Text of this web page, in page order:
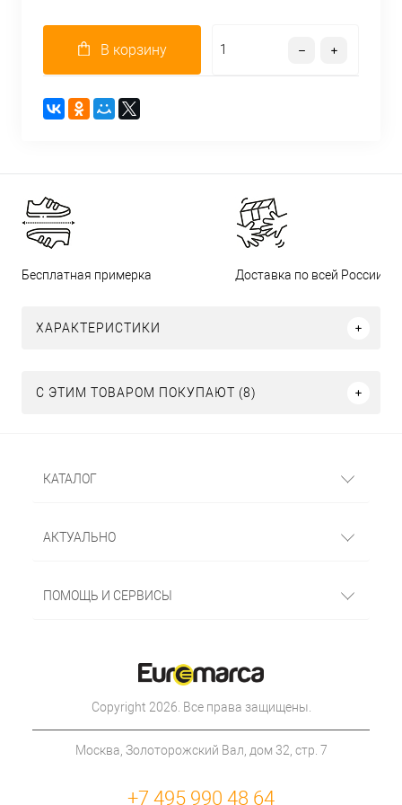
В корзину
Бесплатная примерка Доставка по всей России
ХАРАКТЕРИСТИКИ
С ЭТИМ ТОВАРОМ ПОКУПАЮТ (8)
КАТАЛОГ
АКТУАЛЬНО
ПОМОЩЬ И СЕРВИСЫ
Copyright 2026. Все права защищены.
Москва, Золоторожский Вал, дом 32, стр. 7
+7 495 990 48 64